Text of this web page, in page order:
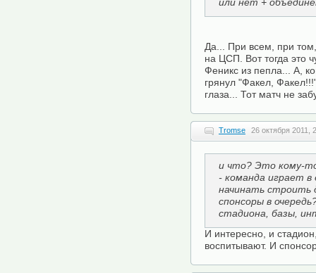
или нет +
Да... При всем, при
на ЦСП. Вот тогда это
Феникс из пепла... А,
грянул "Факел,
глаза... Тот матч не
Tromse 26 октября 2011,
и что? Это кому-
- команда играет в
начинать строить
спонсоры в
стадиона, базы,
И интересно, и
воспитывают. И